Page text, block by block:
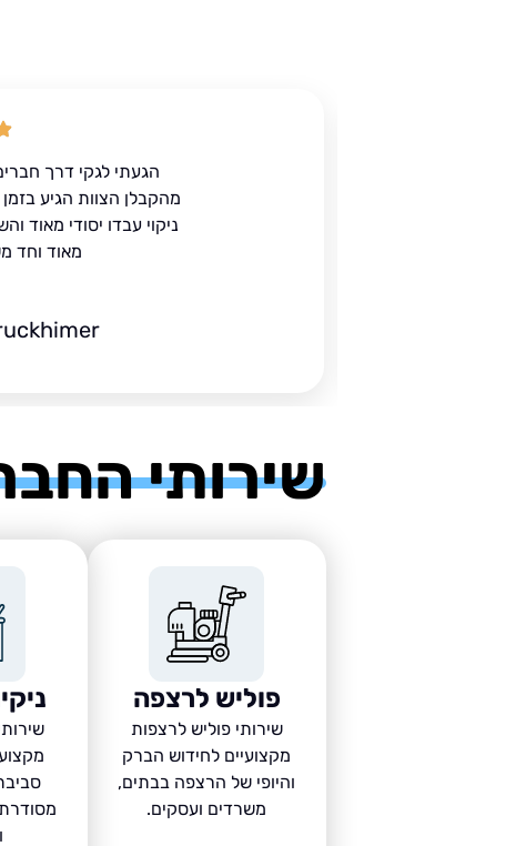
הגעתי לגקי דרך
מהקבלן הצוות הגיע
ניקוי עבדו יסודי מאוד
מאוד וחד
שירותי
פוליש לרצפה
שירותי פוליש לרצפות
מקצועיים לחידוש הברק
והיופי של הרצפה בבתים,
משרדים ועסקים.